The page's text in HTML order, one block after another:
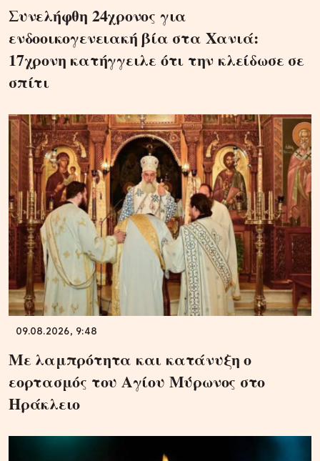
Συνελήφθη 24χρονος για
ενδοοικογενειακή βία στα Χανιά:
17χρονη κατήγγειλε ότι την κλείδωσε σε
σπίτι
09.08.2026, 9:48
Με λαμπρότητα και κατάνυξη ο
εορτασμός του Αγίου Μύρωνος στο
Ηράκλειο